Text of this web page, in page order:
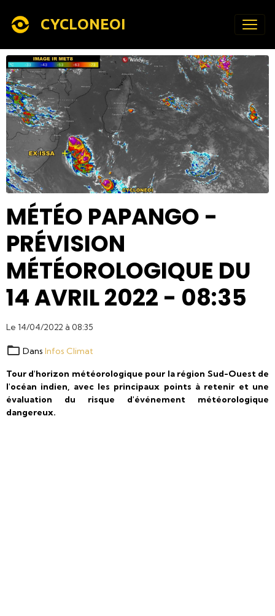
CYCLONEOI
MÉTÉO PAPANGO -
PRÉVISION
MÉTÉOROLOGIQUE DU
14 AVRIL 2022 - 08:35
Le 14/04/2022 à 08:35
Dans Infos Climat
Tour d'horizon météorologique pour la région Sud-Ouest de
l'océan indien, avec les principaux points à retenir et une
évaluation du risque d'événement météorologique
dangereux.